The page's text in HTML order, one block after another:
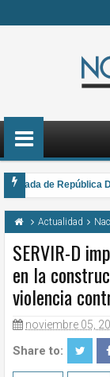
de República
gana el Premio Anual
Actualidad
SERVIR-D
en la
violencia
noviembre 05,
Share to: